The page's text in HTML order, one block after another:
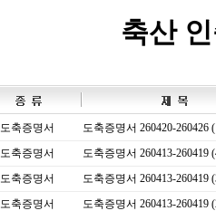
축산
도축증명서
도축증명서 260420-260426
도축증명서
도축증명서 260413-260419
도축증명서
도축증명서 260413-260419
도축증명서
도축증명서 260413-260419